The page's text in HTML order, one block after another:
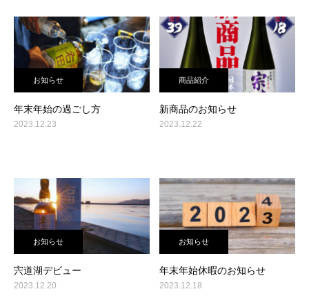
お知らせ
年末年始の過ごし方
2023.12.23
商品紹介
新商品のお知らせ
2023.12.22
お知らせ
宍道湖デビュー
2023.12.20
お知らせ
年末年始休暇のお知らせ
2023.12.18